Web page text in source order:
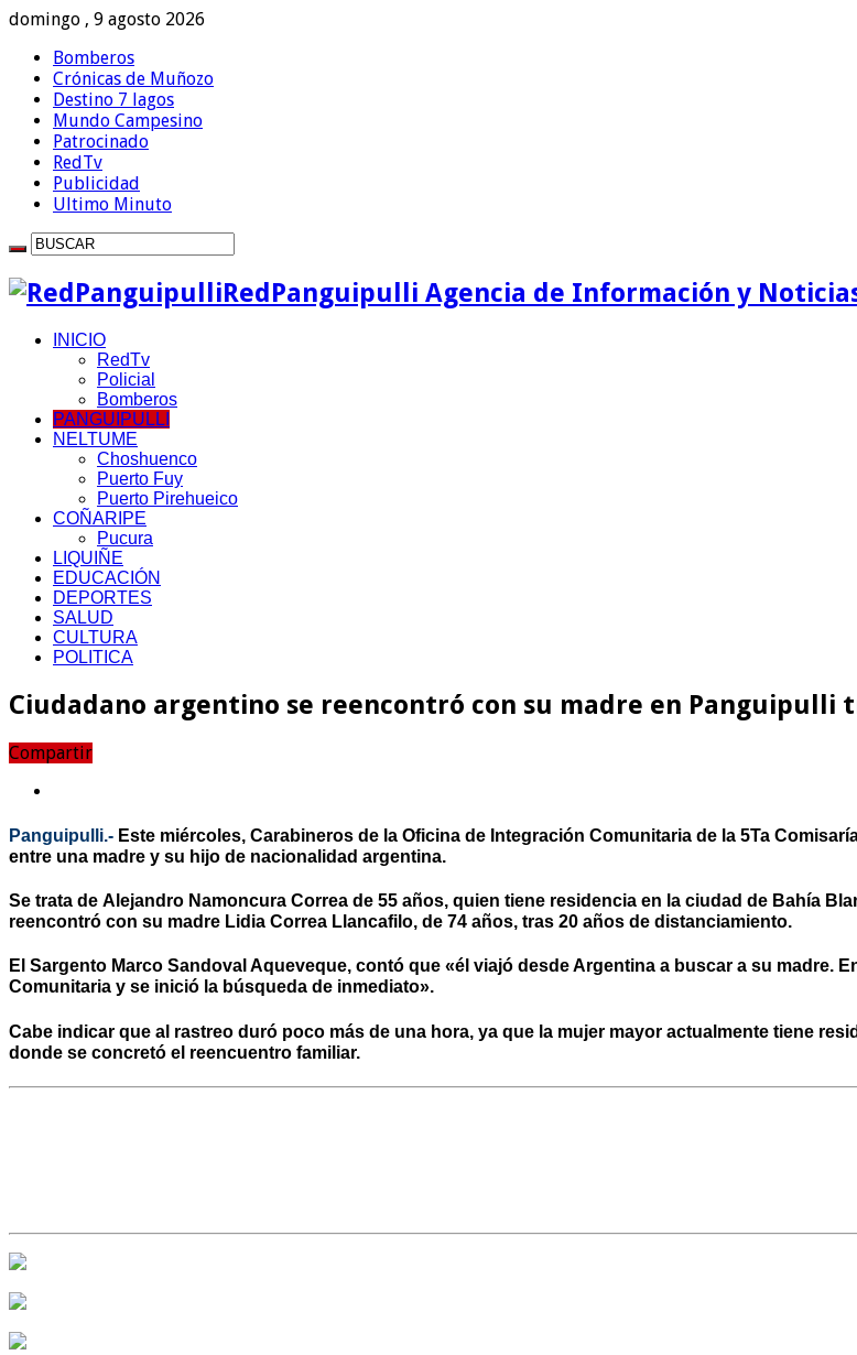
domingo , 9 agosto 2026
Bomberos
Crónicas de Muñozo
Destino 7 lagos
Mundo Campesino
Patrocinado
RedTv
Publicidad
Ultimo Minuto
RedPanguipulli Agencia de Información y
INICIO
RedTv
Policial
Bomberos
PANGUIPULLI
NELTUME
Choshuenco
Puerto Fuy
Puerto Pirehueico
COÑARIPE
Pucura
LIQUIÑE
EDUCACIÓN
DEPORTES
SALUD
CULTURA
POLITICA
Ciudadano argentino se reencontró con su madre en Panguipulli
Compartir
Panguipulli.- Este miércoles, Carabineros de la Oficina de Integración Comunitaria de la 5Ta
entre una madre y su hijo de nacionalidad argentina.
Se trata de Alejandro Namoncura Correa de 55 años, quien tiene residencia en la ciudad de Bahía
reencontró con su madre Lidia Correa Llancafilo, de 74 años, tras 20 años de distanciamiento.
El Sargento Marco Sandoval Aqueveque, contó que «él viajó desde Argentina a buscar a su madre.
Comunitaria y se inició la búsqueda de inmediato».
Cabe indicar que al rastreo duró poco más de una hora, ya que la mujer mayor actualmente tiene
donde se concretó el reencuentro familiar.